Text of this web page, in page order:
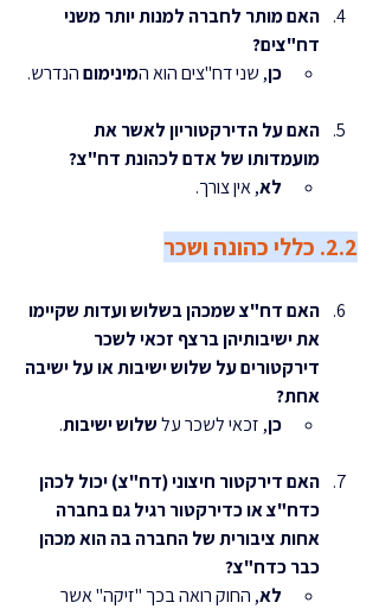
האם מותר לחברה למנות יותר משני
דח"צים?
כן, שני דח"צים הוא המינימום הנדרש.
האם על הדירקטוריון לאשר את
מועמדותו של אדם לכהונת דח"צ?
לא, אין צורך.
2.2. כללי כהונה ושכר
האם דח"צ שמכהן בשלוש ועדות שקיימו
את ישיבותיהן ברצף זכאי לשכר
דירקטורים על שלוש ישיבות או על ישיבה
אחת?
כן, זכאי לשכר על שלוש ישיבות.
האם דירקטור חיצוני (דח"צ) יכול לכהן
כדח"צ או כדירקטור רגיל גם בחברה
אחות ציבורית של החברה בה הוא מכהן
כבר כדח"צ?
לא, החוק רואה בכך "זיקה" אשר